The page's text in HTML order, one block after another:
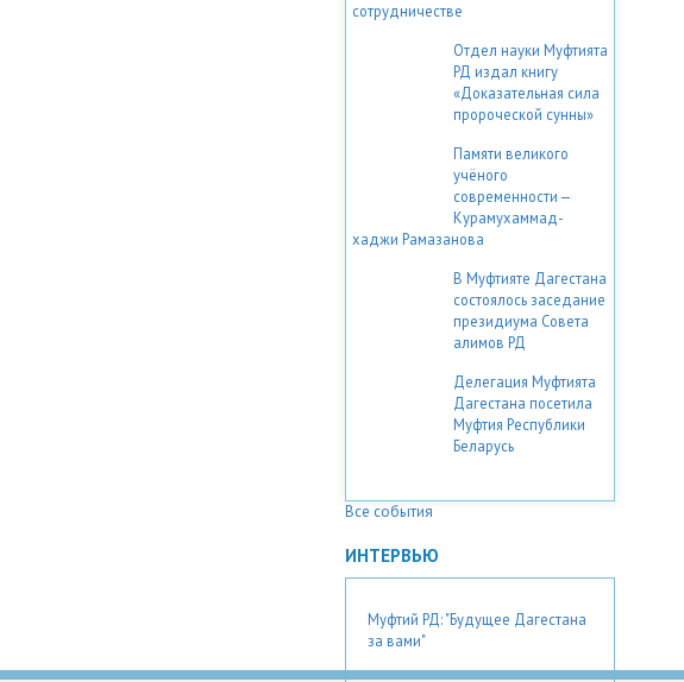
сотрудничестве
Отдел науки Муфтията
РД издал книгу
«Доказательная сила
пророческой сунны»
Памяти великого
учёного
современности —
Курамухаммад-
хаджи Рамазанова
В Муфтияте Дагестана
состоялось заседание
президиума Совета
алимов РД
Делегация Муфтията
Дагестана посетила
Муфтия Республики
Беларусь
Все события
ИНТЕРВЬЮ
Муфтий РД: "Будущее Дагестана
за вами"